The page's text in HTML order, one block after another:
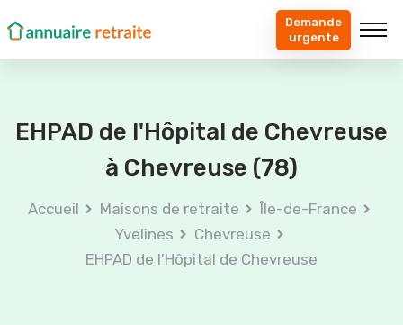
Demande
urgente
EHPAD de l'Hôpital de Chevreuse
à Chevreuse (78)
Accueil Maisons de retraite
Île-de-France
Yvelines
Chevreuse
EHPAD de l'Hôpital de Chevreuse